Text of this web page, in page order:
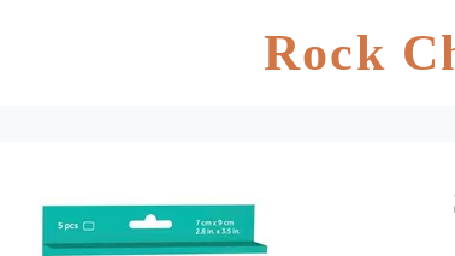
Rock